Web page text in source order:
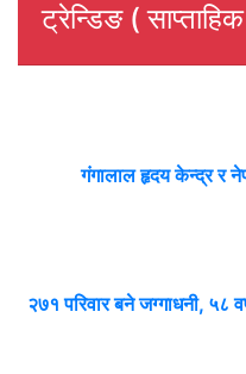
ट्रेन्डिङ (
गंगालाल हृदय केन्द्र र
२७१ परिवार बने जग्गाधनी, ५८